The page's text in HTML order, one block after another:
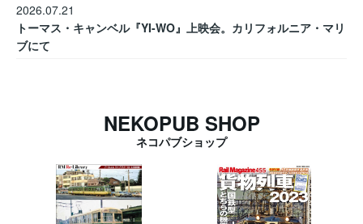
2026.07.21
トーマス・キャンベル『YI-WO』上映会。カリフォルニア・マリ
ブにて
NEKOPUB SHOP
ネコパブショップ